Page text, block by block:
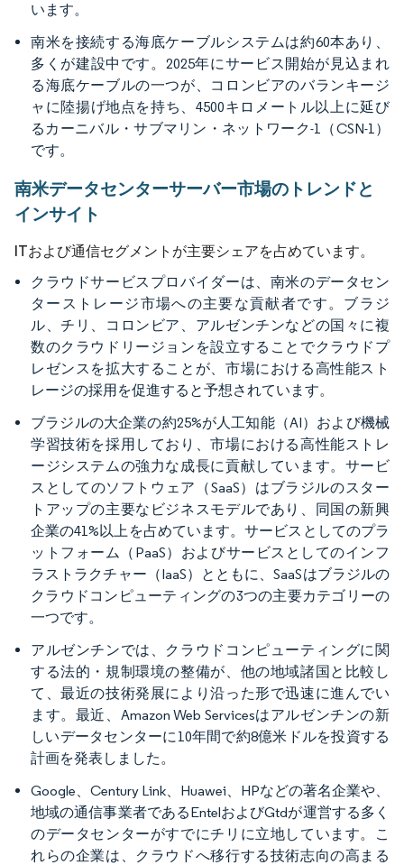
います。
南米を接続する海底ケーブルシステムは約60本あり、
多くが建設中です。2025年にサービス開始が見込まれ
る海底ケーブルの一つが、コロンビアのバランキージ
ャに陸揚げ地点を持ち、4500キロメートル以上に延び
るカーニバル・サブマリン・ネットワーク-1（CSN-1）
です。
南米データセンターサーバー市場のトレンドと
インサイト
ITおよび通信セグメントが主要シェアを占めています。
クラウドサービスプロバイダーは、南米のデータセン
ターストレージ市場への主要な貢献者です。ブラジ
ル、チリ、コロンビア、アルゼンチンなどの国々に複
数のクラウドリージョンを設立することでクラウドプ
レゼンスを拡大することが、市場における高性能スト
レージの採用を促進すると予想されています。
ブラジルの大企業の約25%が人工知能（AI）および機械
学習技術を採用しており、市場における高性能ストレ
ージシステムの強力な成長に貢献しています。サービ
スとしてのソフトウェア（SaaS）はブラジルのスター
トアップの主要なビジネスモデルであり、同国の新興
企業の41%以上を占めています。サービスとしてのプラ
ットフォーム（PaaS）およびサービスとしてのインフ
ラストラクチャー（IaaS）とともに、SaaSはブラジルの
クラウドコンピューティングの3つの主要カテゴリーの
一つです。
アルゼンチンでは、クラウドコンピューティングに関
する法的・規制環境の整備が、他の地域諸国と比較し
て、最近の技術発展により沿った形で迅速に進んでい
ます。最近、Amazon Web Servicesはアルゼンチンの新
しいデータセンターに10年間で約8億米ドルを投資する
計画を発表しました。
Google、Century Link、Huawei、HPなどの著名企業や、
地域の通信事業者であるEntelおよびGtdが運営する多く
のデータセンターがすでにチリに立地しています。こ
れらの企業は、クラウドへ移行する技術志向の高まる